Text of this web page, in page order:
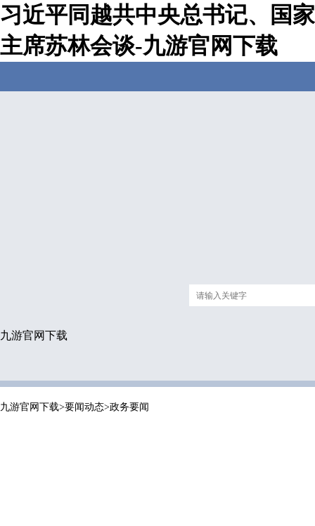
习近平同越共中央总书记、国家
主席苏林会谈-九游官网下载
九游官网下载
九游官网下载>要闻动态>政务要闻